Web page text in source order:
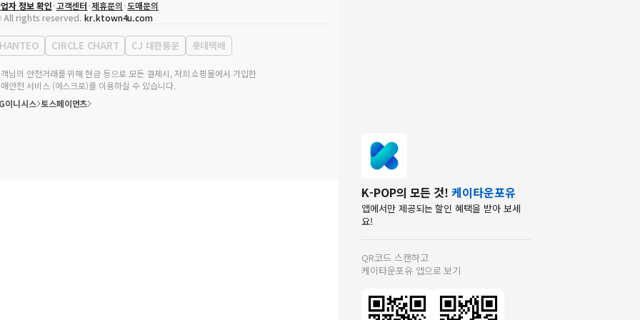
자
송효민
자등록번호
120-87-71116
판매업 신고번호 제2011-서울강남-02223
전화
02-552-9855
자 정보 확인 고객센터 제휴문의 도매문의
rights reserved. kr.ktown4u.com
HANTEO CIRCLE CHART CJ 대한통운 롯데택배
님의 안전거래를 위해 현금 등으로 모든 결제시, 저희 쇼핑몰에서 가입한
안전 서비스 (에스크로)를 이용하실 수 있습니다.
이니시스 토스페이먼츠
K-POP의 모든 것! 케이타운포유
앱에서만 제공되는 할인 혜택을 받아 보세
요!
QR코드 스캔하고
케이타운포유 앱으로 보기